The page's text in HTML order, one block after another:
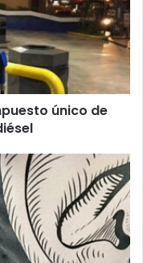
único de